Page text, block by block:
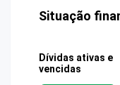
Situação
Dívidas ativas e
vencidas